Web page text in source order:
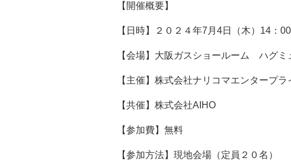
【開催概要】
【日時】２０２４年7月4日（木）14：
【会場】大阪ガスショールーム ハグ
【主催】株式会社ナリコマエンタープラ
【共催】株式会社AIHO
【参加費】無料
【参加方法】現地会場（定員２０名）